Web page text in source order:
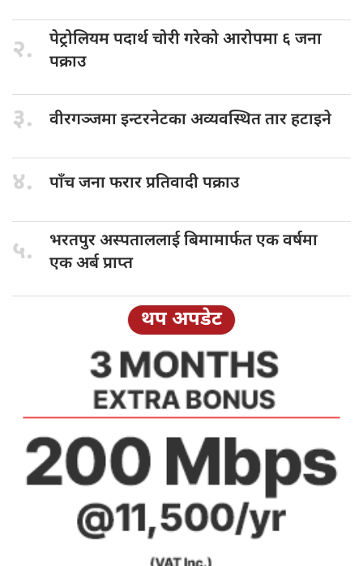
२. पेट्रोलियम पदार्थचोरी गरेको आरोपमा ६ जना
पक्राउ
३. वीरगञ्जमा इन्टरनेटकाअव्यवस्थित तार हटाइने
४. पाँच जनाफरार प्रतिवादी पक्राउ
५. भरतपुर अस्पताललाईबिमामार्फत एक वर्षमा
एक अर्ब प्राप्त
थप अपडेट